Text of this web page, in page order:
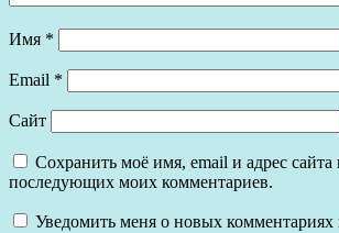
Имя *
Email *
Сайт
Сохранить моё имя, email и адрес сайта
последующих моих комментариев.
Уведомить меня о новых комментариях